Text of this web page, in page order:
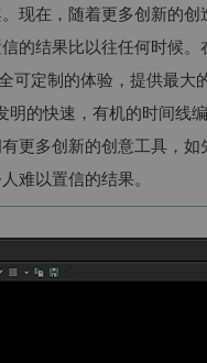
现在，随着更多创新的
的结果比以往任何时候。
可定制的体验，提供最大
明的快速，有机的时间线
更多创新的创意工具，
难以置信的结果。